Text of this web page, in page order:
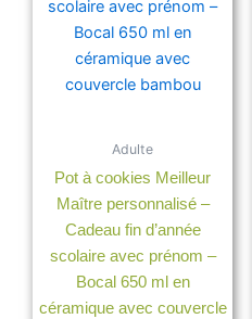
Adulte
Pot à cookies Meilleur
Maître personnalisé –
Cadeau fin d’année
scolaire avec prénom –
Bocal 650 ml en
céramique avec couvercle